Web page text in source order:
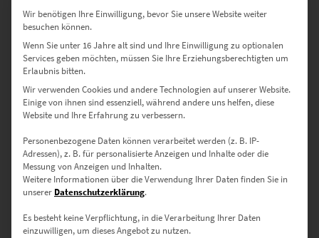
Individuelle Größen – Für jede Wand
das passende Format
30 x 20 cm– Ideal für private Arbeitszimmer oder kleinere
Büros.
45 x 30 cm
– Eine stilvolle Wahl für moderne Wartezimmer.
60 x 40 cm– Hervorragend für Notariate, die auf subtile Eleganz
setzen.
75 x 50 cm– Perfekt für Bankfilialen, die eine beeindruckende
Atmosphäre schaffen möchten.
Wir benötigen Ihre Einwilligung, bevor Sie unsere Website weiter
besuchen können.
Wenn Sie unter 16 Jahre alt sind und Ihre Einwilligung zu optionalen
Services geben möchten, müssen Sie Ihre Erziehungsberechtigten um
Erlaubnis bitten.
Wir verwenden Cookies und andere Technologien auf unserer Website.
Einige von ihnen sind essenziell, während andere uns helfen, diese
Website und Ihre Erfahrung zu verbessern.
Personenbezogene Daten können verarbeitet werden (z. B. IP-
Adressen), z. B. für personalisierte Anzeigen und Inhalte oder die
Messung von Anzeigen und Inhalten.
Weitere Informationen über die Verwendung Ihrer Daten finden Sie in
unserer Datenschutzerklärung.
Es besteht keine Verpflichtung, in die Verarbeitung Ihrer Daten
einzuwilligen, um dieses Angebot zu nutzen.